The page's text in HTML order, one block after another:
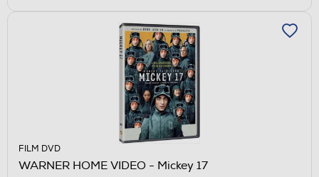
FILM DVD
WARNER HOME VIDEO - Mickey 17